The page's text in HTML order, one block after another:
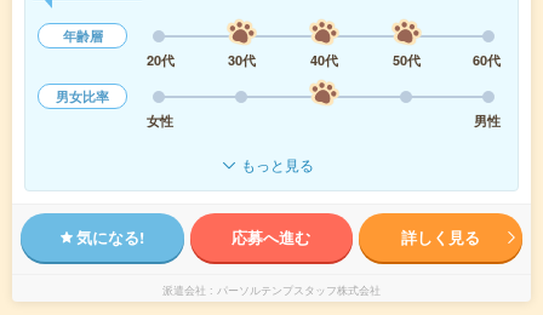
年齢層
20代
30代 40代 50代
60代
男女比率
女性
男性
もっと見る
気になる! 応募へ進む 詳しく見る
派遣会社 パーソルテンプスタッフ株式会社